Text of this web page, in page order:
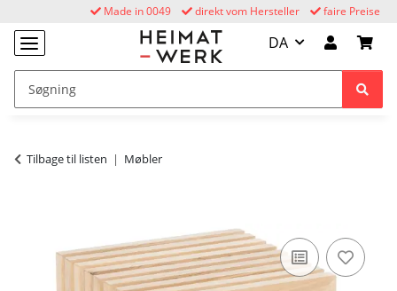
faire Preise
direkt vom Hersteller
Made in 0049
DA
Tilbage til listen Møbler